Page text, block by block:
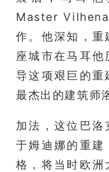
Master Vilhena
作。他深知，重
座城市在马耳
导这项艰巨的重
最杰出的建筑师
加法，这位巴洛
于姆迪娜的重建
格，将当时欧洲